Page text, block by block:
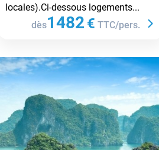
locales).Ci-dessous logements...
dès1482 € TTC/pers.